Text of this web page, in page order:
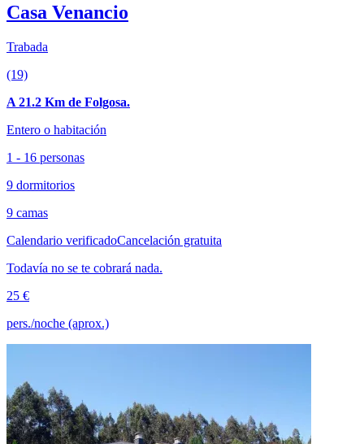
Casa Venancio
Trabada
(19)
A 21.2 Km de Folgosa.
Entero o habitación
1 - 16 personas
9 dormitorios
9 camas
Calendario verificadoCancelación gratuita
Todavía no se te cobrará nada.
25 €
pers./noche (aprox.)